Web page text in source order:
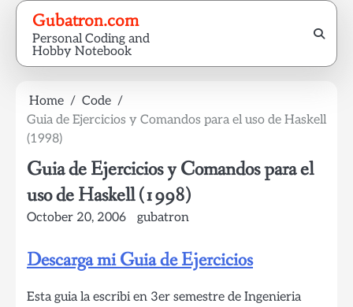
Skip
content
Gubatron.com
Personal Coding and
Hobby Notebook
Home
Code
Guia de Ejercicios y Comandos para el uso de Haskell
(1998)
Guia de Ejercicios y Comandos para el
uso de Haskell (1998)
October 20, 2006 gubatron
Descarga mi Guia de Ejercicios
Esta guia la escribi en 3er semestre de Ingenieria